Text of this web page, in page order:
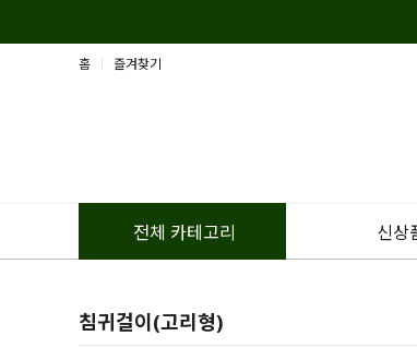
홈 즐겨찾기
전체 카테고리 신상
침귀걸이(고리형)